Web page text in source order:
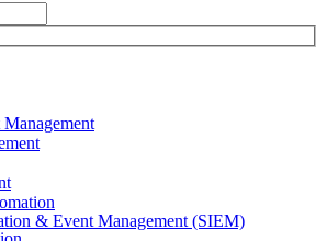
& Event Management (SIEM)